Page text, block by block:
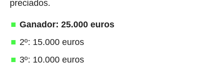
preciados.
Ganador: 25.000 euros
2º: 15.000 euros
3º: 10.000 euros